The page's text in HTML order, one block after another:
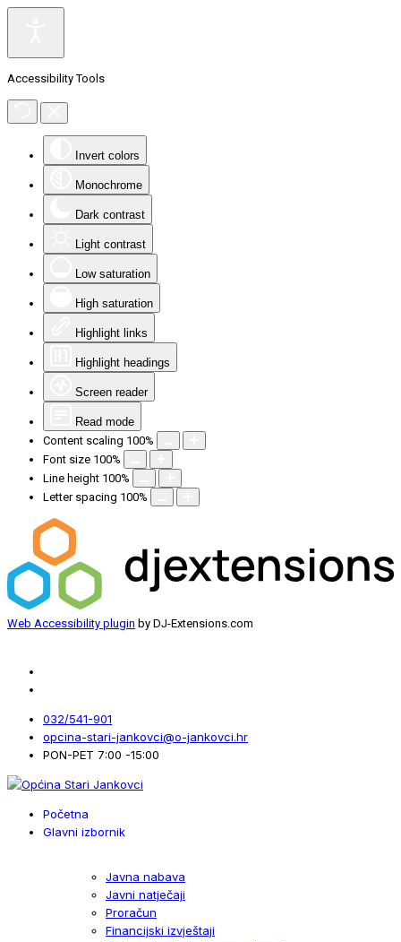
Accessibility Tools
Invert colors
Monochrome
Dark contrast
Light contrast
Low saturation
High saturation
Highlight links
Highlight headings
Screen reader
Read mode
Content scaling 100%
Font size 100%
Line height 100%
Letter spacing 100%
Web Accessibility plugin by DJ-Extensions.com
032/541-901
opcina-stari-jankovci@o-jankovci.hr
PON-PET 7:00 -15:00
Početna
Glavni izbornik
Javna nabava
Javni natječaji
Proračun
Financijski izvještaji